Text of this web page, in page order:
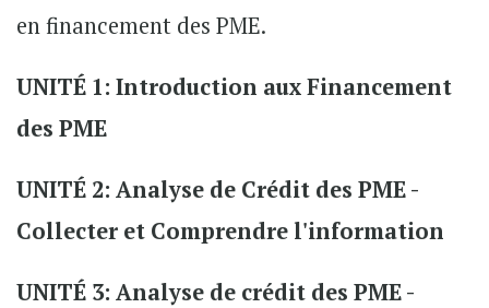
en financement des PME.
UNITÉ 1: Introduction aux Financement
des PME
UNITÉ 2: Analyse de Crédit des PME -
Collecter et Comprendre l'information
UNITÉ 3: Analyse de crédit des PME -